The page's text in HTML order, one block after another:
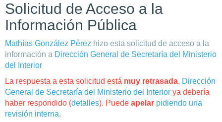
Solicitud de Acceso a la
Información Pública
Mathías González Pérez hizo esta solicitud de acceso a la
información a Dirección General de Secretaría del Ministerio
del Interior
La respuesta a esta solicitud está muy retrasada. Dirección
General de Secretaría del Ministerio del Interior ya debería
haber respondido (detalles). Puede apelar pidiendo una
revisión interna.